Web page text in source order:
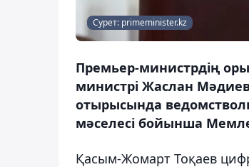
Сурет: primeminister.kz
Премьер-министрдің
министрі Жаслан
отырысында
мәселесі бойынша
Қасым-Жомарт Тоқаев